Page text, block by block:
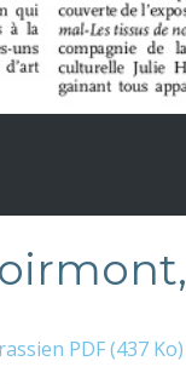
PDF (437 Ko)